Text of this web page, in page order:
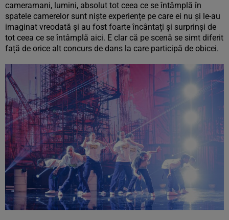
cameramani, lumini, absolut tot ceea ce se întâmplă în
spatele camerelor sunt niște experiențe pe care ei nu și le-au
imaginat vreodată și au fost foarte încântați și surprinși de
tot ceea ce se întâmplă aici. E clar că pe scenă se simt diferit
față de orice alt concurs de dans la care participă de obicei.